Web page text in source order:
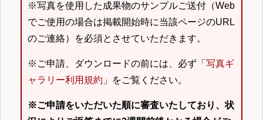
※写真を使用した成果物のサンプルご送付（Web
でご使用の場合は掲載開始時に当該ページのURL
のご連絡）を必須とさせていただきます。
※ご申請、ダウンロードの前には、必ず「 写真ギ
ャラリー利用規約 」をご覧ください。
※ご申請をいただいた順に審査いたしており、状